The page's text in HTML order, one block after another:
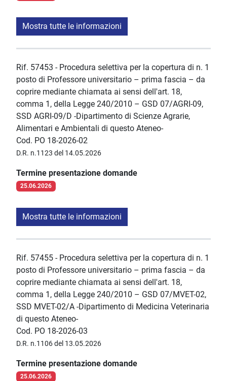
Mostra tutte le informazioni
Rif. 57453 - Procedura selettiva per la copertura di n. 1
posto di Professore universitario – prima fascia – da
coprire mediante chiamata ai sensi dell'art. 18,
comma 1, della Legge 240/2010 – GSD 07/AGRI-09,
SSD AGRI-09/D -Dipartimento di Scienze Agrarie,
Alimentari e Ambientali di questo Ateneo-
Cod. PO 18-2026-02
D.R. n.1123 del 14.05.2026
Termine presentazione domande
25.06.2026
Mostra tutte le informazioni
Rif. 57455 - Procedura selettiva per la copertura di n. 1
posto di Professore universitario – prima fascia – da
coprire mediante chiamata ai sensi dell'art. 18,
comma 1, della Legge 240/2010 – GSD 07/MVET-02,
SSD MVET-02/A -Dipartimento di Medicina Veterinaria
di questo Ateneo-
Cod. PO 18-2026-03
D.R. n.1106 del 13.05.2026
Termine presentazione domande
25.06.2026